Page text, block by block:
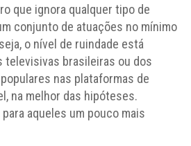
que ignora qualquer tipo de
conjunto de atuações no mínimo
o nível de ruindade está
televisivas brasileiras ou dos
nas plataformas de
na melhor das hipóteses.
aqueles um pouco mais